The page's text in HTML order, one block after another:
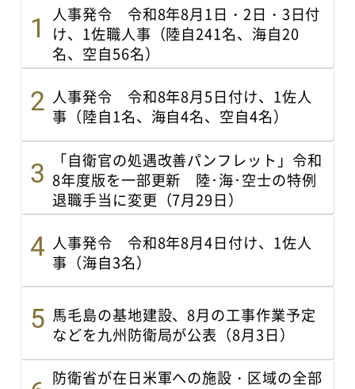
人事発令 令和8年8月1日・2日・3日付
け、1佐職人事（陸自241名、海自20
名、空自56名）
人事発令 令和8年8月5日付け、1佐人
事（陸自1名、海自4名、空自4名）
「自衛官の処遇改善パンフレット」令和
8年度版を一部更新 陸･海･空士の特例
退職手当に変更（7月29日）
人事発令 令和8年8月4日付け、1佐人
事（海自3名）
馬毛島の基地建設、8月の工事作業予定
などを九州防衛局が公表（8月3日）
防衛省が在日米軍への施設・区域の全部